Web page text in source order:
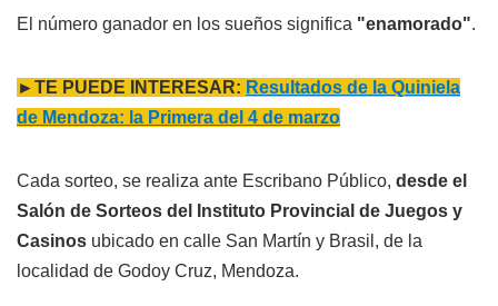
El número ganador en los sueños significa "enamorado".
►TE PUEDE INTERESAR: Resultados de la Quiniela
de Mendoza: la Primera del 4 de marzo
Cada sorteo, se realiza ante Escribano Público, desde el
Salón de Sorteos del Instituto Provincial de Juegos y
Casinos ubicado en calle San Martín y Brasil, de la
localidad de Godoy Cruz, Mendoza.